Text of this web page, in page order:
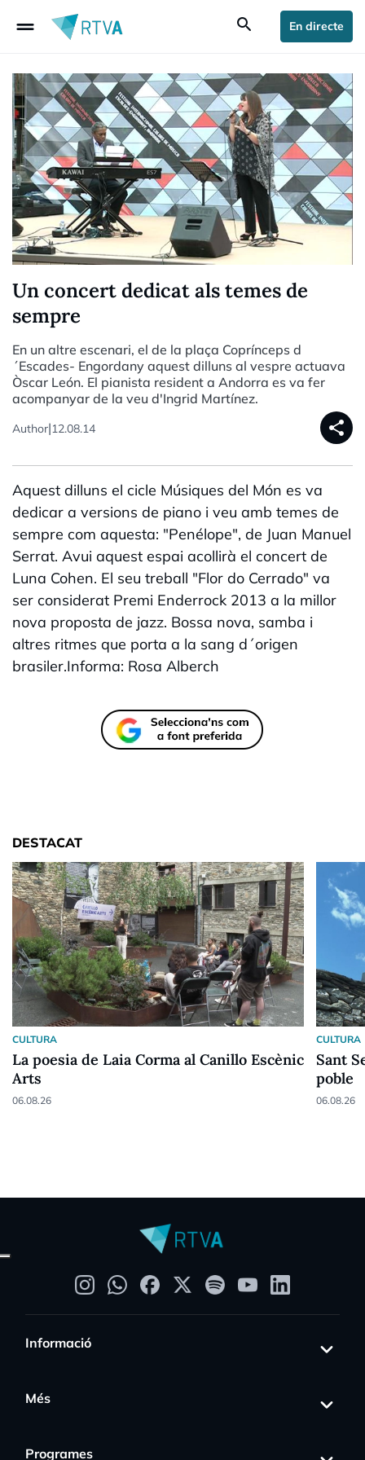
drag_handle search En directe
Un concert dedicat als temes de
sempre
En un altre escenari, el de la plaça Coprínceps d
´Escades- Engordany aquest dilluns al vespre actuava
Òscar León. El pianista resident a Andorra es va fer
acompanyar de la veu d'Ingrid Martínez.
Author|12.08.14 share
Aquest dilluns el cicle Músiques del Món es va
dedicar a versions de piano i veu amb temes de
sempre com aquesta: "Penélope", de Juan Manuel
Serrat. Avui aquest espai acollirà el concert de
Luna Cohen. El seu treball "Flor do Cerrado" va
ser considerat Premi Enderrock 2013 a la millor
nova proposta de jazz. Bossa nova, samba i
altres ritmes que porta a la sang d´origen
brasiler.Informa: Rosa Alberch
DESTACAT
CULTURA
La poesia de Laia Corma al Canillo Escènic
Arts
06.08.26
CULTURA
Sant
poble
06.08.26
Informació
Més
Programes